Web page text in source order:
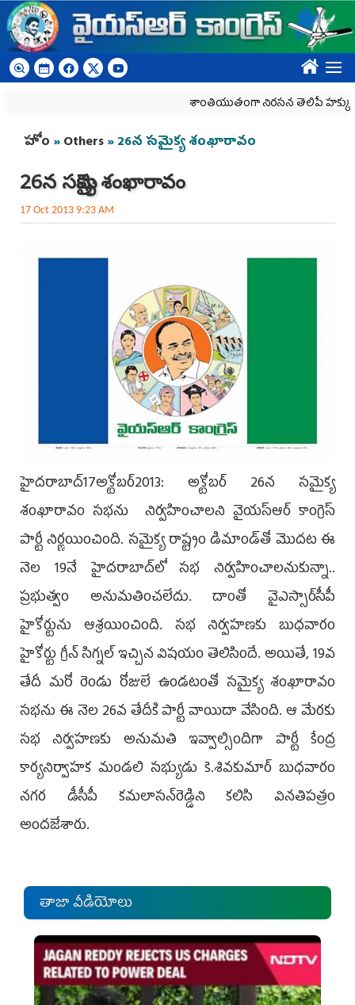
Skip to main content
????
శాంతియుతంగా నిరసన తెలిపే హక్కును
You are here
హోం »Others» 26న సమైక్య శంఖారావం
26న సమైక్య శంఖారావం
17 Oct 2013 9:23 AM
హైదరాబాద్17అక్టోబర్2013: అక్టోబర్ 26న సమైక్య
శంఖారావం సభను నిర్వహించాలని వైయస్ఆర్ కాంగ్రెస్
పార్టీ నిర్ణయించింది. సమైక్య రాష్ట్రం డిమాండ్‌తో మొదట ఈ
నెల 19నే హైదరాబాద్‌లో సభ నిర్వహించాలనుకున్నా..
ప్రభుత్వం అనుమతించలేదు. దాంతో వైఎస్సార్‌సీపీ
హైకోర్టును ఆశ్రయించింది. సభ నిర్వహణకు బుధవారం
హైకోర్టు గ్రీన్ సిగ్నల్ ఇచ్చిన విషయం తెలిసిందే. అయితే, 19వ
తేదీ మరో రెండు రోజులే ఉండటంతో సమైక్య శంఖారావం
సభను ఈ నెల 26వ తేదీకి పార్టీ వాయిదా వేసింది. ఆ మేరకు
సభ నిర్వహణకు అనుమతి ఇవ్వాల్సిందిగా పార్టీ కేంద్ర
కార్యనిర్వాహక మండలి సభ్యుడు కె.శివకుమార్ బుధవారం
నగర డీసీపీ కమలాసన్‌రెడ్డిని కలిసి వినతిపత్రం
అందజేశారు.
తాజా వీడియోలు